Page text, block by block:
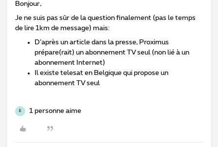
Bonjour,
Je ne suis pas sûr de la question finalement (pas le temps
de lire 1km de message) mais:
D’après un article dans la presse, Proximus
prépare(rait) un abonnement TV seul (non lié à un
abonnement Internet)
Il existe telesat en Belgique qui propose un
abonnement TV seul
E 1 personne aime